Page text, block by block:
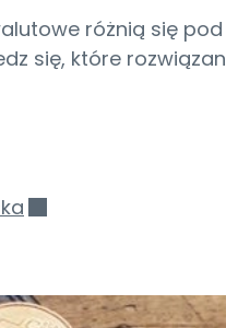
różnią się
się, które